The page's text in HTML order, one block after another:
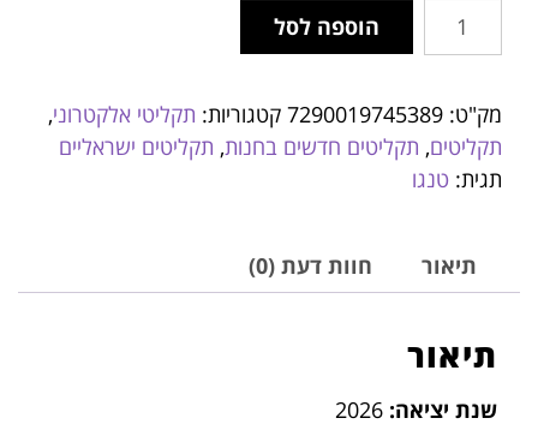
הוספה לסל
מק"ט: 7290019745389 קטגוריות: תקליטי אלקטרוני,
תקליטים, תקליטים חדשים בחנות, תקליטים ישראליים
תגית: טנגו
תיאור חוות דעת (0)
תיאור
שנת יציאה: